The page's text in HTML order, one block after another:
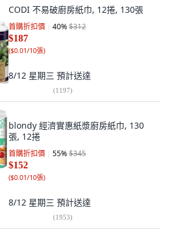
CODI 不易破廚房紙巾, 12捲, 130張
首購折扣價 40%$312
$187
($0.01/10張)
8/12 星期三 預計送達
(1197)
blondy 經濟實惠紙漿廚房紙巾, 130
張, 12捲
首購折扣價 55%$345
$152
($0.01/10張)
8/12 星期三 預計送達
(1953)